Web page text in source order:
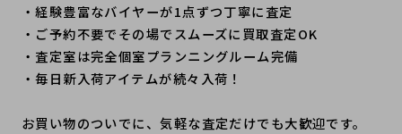
・経験豊富なバイヤーが1点ずつ丁寧に査定
・ご予約不要でその場でスムーズに買取査定OK
・査定室は完全個室プランニングルーム完備
・毎日新入荷アイテムが続々入荷！
お買い物のついでに、気軽な査定だけでも大歓迎です。